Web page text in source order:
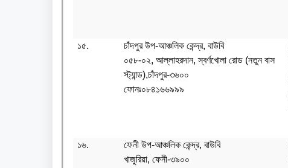
১৫.
চাঁদপুর উপ-আঞ্চলিক কেন্দ্র, বাউবি
০৫৮-০২, আল্লাহরদান, স্বর্ণখোলা রোড (নতুন বাস
স্ট্যান্ড),চাঁদপুর-৩৬০০
ফোনঃ০৮৪১৬৬৯৯৯
১৬.
ফেনী উপ-আঞ্চলিক কেন্দ্র, বাউবি
খাজুরিয়া, ফেনী-৩৯০০